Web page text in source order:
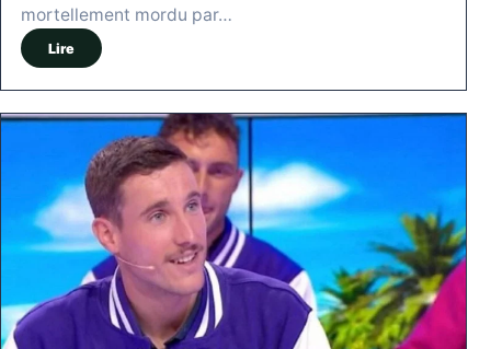
mortellement mordu par…
Lire